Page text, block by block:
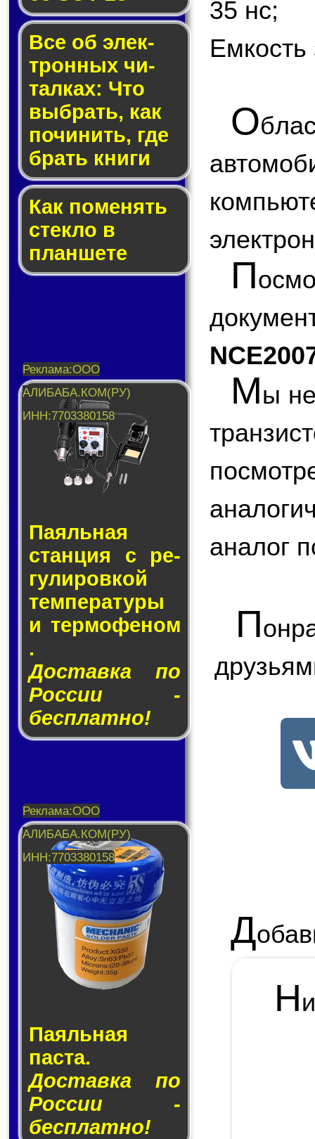
Все об элек­
трон­ных чи­
тал­ках: Что
выб­рать, как
по­чи­нить, где
брать кни­ги
Как по­ме­нять
стек­ло в
планшете
Паяльная
стан­ция с ре­
гу­ли­ров­кой
тем­пе­ра­ту­ры
и тер­мо­фе­ном
.
Доставка по
России -
бесплатно!
Паяльная
паста.
Доставка по
России -
бесплатно!
35 нс;
Емкость
О
П
Мы
аналог
П
Д
Н